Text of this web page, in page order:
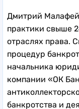
Дмитрий
практики свыше
отраслях права.
процедур
начальника
компании «ОК
банкротства и